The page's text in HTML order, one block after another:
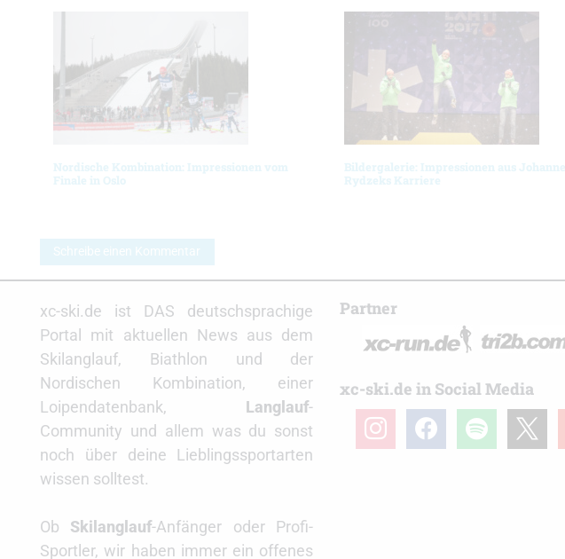
Nordische Kombination: Impressionen vom
Finale in Oslo
Bildergalerie: Impressionen aus
Rydzeks Karriere
Schreibe einen Kommentar
xc-ski.de ist DAS deutschsprachige
Portal mit aktuellen News aus dem
Skilanglauf, Biathlon und der
Nordischen Kombination, einer
Loipendatenbank, Langlauf-
Community und allem was du sonst
noch über deine Lieblingssportarten
wissen solltest.
Ob Skilanglauf-Anfänger oder Profi-
Sportler, wir haben immer ein offenes
Partner
xc-ski.de in Social Media
instagramfacebookspotify